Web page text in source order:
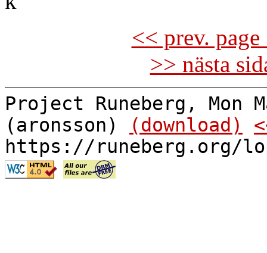
<< prev.
>> nästa
Project Runeberg, Mon
(aronsson)
(download)
https://runeberg.org/